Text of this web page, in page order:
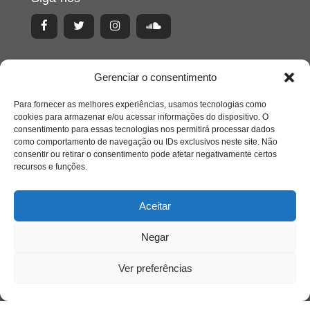
Gerenciar o consentimento
Para fornecer as melhores experiências, usamos tecnologias como
cookies para armazenar e/ou acessar informações do dispositivo. O
consentimento para essas tecnologias nos permitirá processar dados
como comportamento de navegação ou IDs exclusivos neste site. Não
consentir ou retirar o consentimento pode afetar negativamente certos
recursos e funções.
Aceitar
Negar
Ver preferências
Acesso Restrito